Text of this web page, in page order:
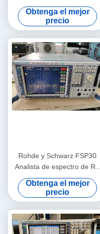
26.5GHz Rohde And
Schwarz de segunda mano
Obtenga el mejor
precio
Rohde y Schwarz FSP30
Analista de espectro de RF
de 9 KHz a 30 GHz con nivel
de ruido de -155 dBm y
probado previamente
Obtenga el mejor
precio